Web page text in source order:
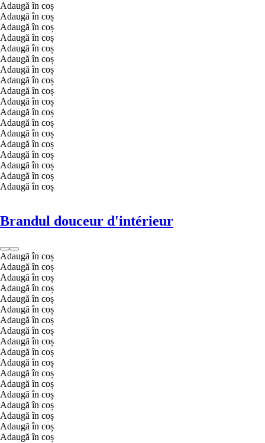
Adaugă în coș
Adaugă în coș
Adaugă în coș
Adaugă în coș
Adaugă în coș
Adaugă în coș
Adaugă în coș
Adaugă în coș
Adaugă în coș
Adaugă în coș
Adaugă în coș
Adaugă în coș
Adaugă în coș
Adaugă în coș
Adaugă în coș
Adaugă în coș
Adaugă în coș
Adaugă în coș
Brandul douceur d'intérieur
Adaugă în coș
Adaugă în coș
Adaugă în coș
Adaugă în coș
Adaugă în coș
Adaugă în coș
Adaugă în coș
Adaugă în coș
Adaugă în coș
Adaugă în coș
Adaugă în coș
Adaugă în coș
Adaugă în coș
Adaugă în coș
Adaugă în coș
Adaugă în coș
Adaugă în coș
Adaugă în coș